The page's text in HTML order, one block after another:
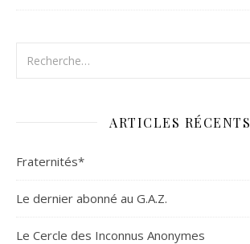
ARTICLES RÉCENTS
Fraternités*
Le dernier abonné au G.A.Z.
Le Cercle des Inconnus Anonymes